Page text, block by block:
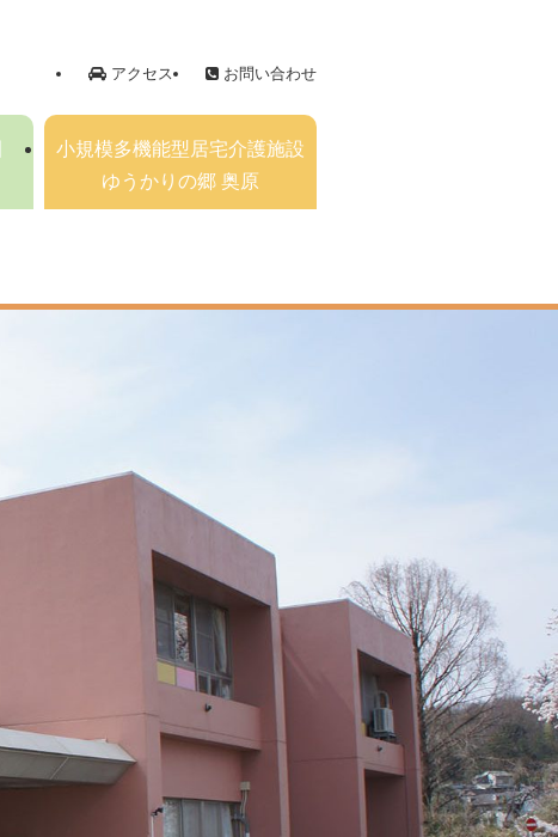
アクセス お問い合わせ
小規模多機能型居宅介護施設
ゆうかりの郷 奥原